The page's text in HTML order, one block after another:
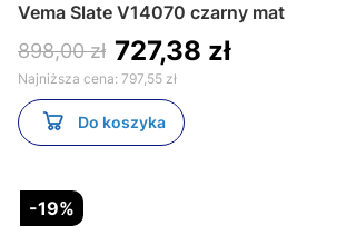
Vema Slate V14070 czarny mat
898,00 zł 727,38 zł
Najniższa cena: 797,55 zł
Do koszyka
-19%